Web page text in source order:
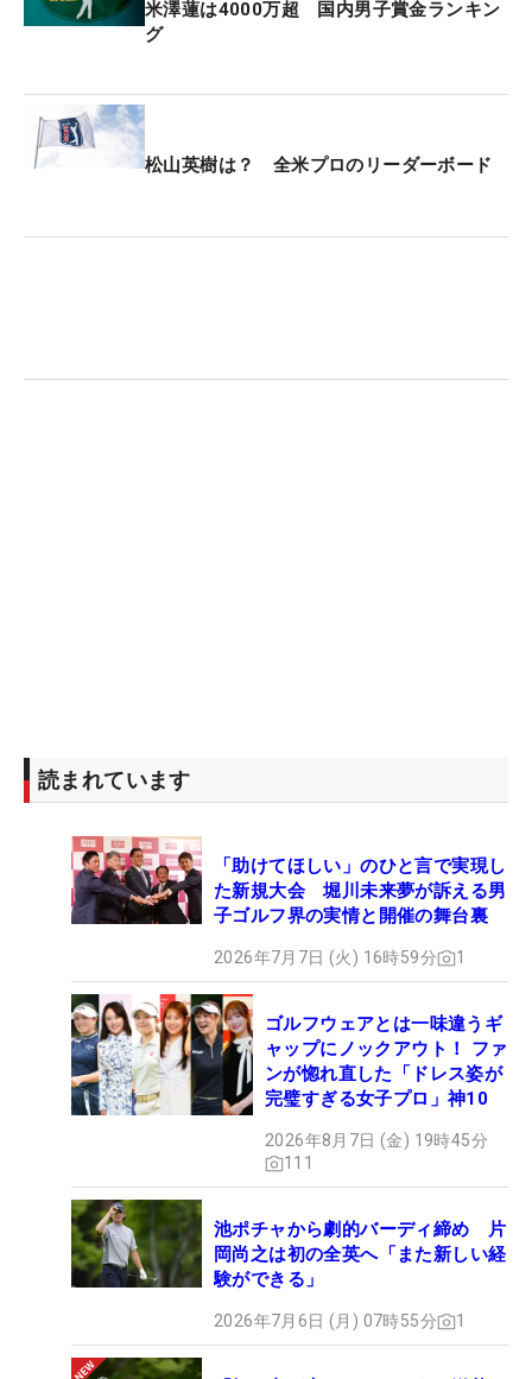
自然と順位が上がる感覚なので、あす以降も『2ア
ンダー、3アンダー』で回ればいいところに行ける
最近はドライバー不振により、好調時と比べて
「15％」ほどの状態。優勝した「中日クラウンズ」
米澤蓮は4000万超 国内男子賞金ランキン
グ
松山英樹は？ 全米プロのリーダーボード
読まれています
「助けてほしい」のひと言で実現し
た新規大会 堀川未来夢が訴える男
子ゴルフ界の実情と開催の舞台裏
2026年7月7日 (火) 16時59分 1
ゴルフウェアとは一味違うギ
ャップにノックアウト！ ファ
ンが惚れ直した「ドレス姿が
完璧すぎる女子プロ」神10
2026年8月7日 (金) 19時45分
111
池ポチャから劇的バーディ締め 片
岡尚之は初の全英へ「また新しい経
験ができる」
2026年7月6日 (月) 07時55分 1